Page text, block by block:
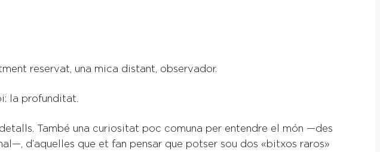
reservat, una mica distant, observador.
la profunditat.
També una curiositat poc comuna per entendre el món —des
d’aquelles que et fan pensar que potser sou dos «bitxos raros»